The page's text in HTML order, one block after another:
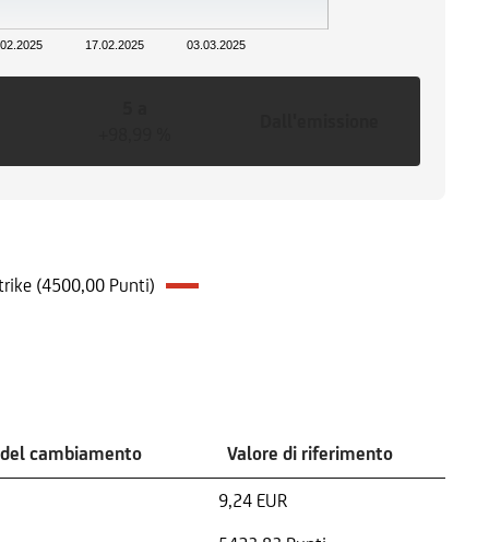
17.02.2025 03.03.2025
(4500,00 Punti)
cambiamento Valore di riferimento
9,24 EUR